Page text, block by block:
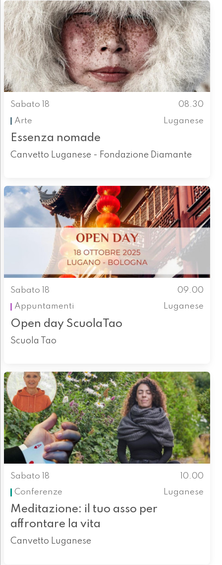
Sabato 18
08.30
Arte
Luganese
Essenza nomade
Canvetto Luganese - Fondazione Diamante
Sabato 18
09.00
Appuntamenti
Luganese
Open day ScuolaTao
Scuola Tao
Sabato 18
10.00
Conferenze
Luganese
Meditazione: il tuo asso per
affrontare la vita
Canvetto Luganese